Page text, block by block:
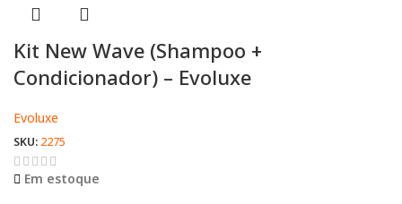
Kit New Wave (Shampoo +
Condicionador) – Evoluxe
Evoluxe
SKU: 2275
Em estoque